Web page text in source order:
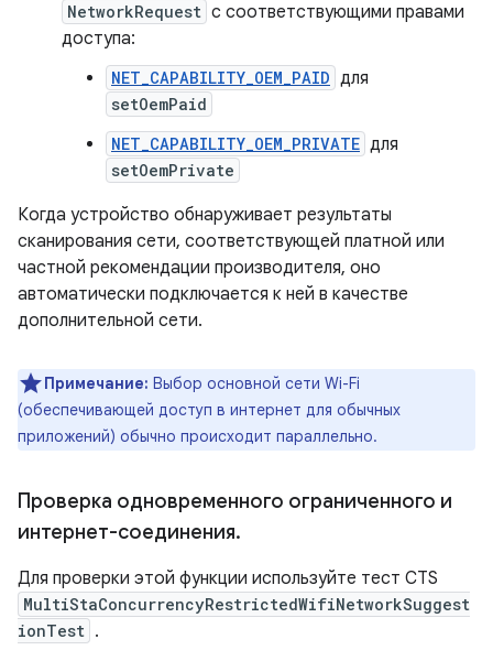
NetworkRequest с соответствующими правами
доступа:
NET_CAPABILITY_OEM_PAID для
setOemPaid
NET_CAPABILITY_OEM_PRIVATE для
setOemPrivate
Когда устройство обнаруживает результаты
сканирования сети, соответствующей платной или
частной рекомендации производителя, оно
автоматически подключается к ней в качестве
дополнительной сети.
Примечание: Выбор основной сети Wi-Fi
(обеспечивающей доступ в интернет для обычных
приложений) обычно происходит параллельно.
Проверка одновременного ограниченного и
интернет-соединения.
Для проверки этой функции используйте тест CTS
MultiStaConcurrencyRestrictedWifiNetworkSuggest
ionTest .